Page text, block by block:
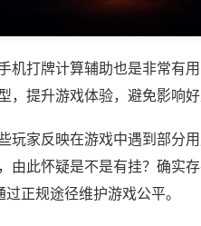
机打牌计算辅助也是非常有
，提升游戏体验，避免影响好
玩家反映在游戏中遇到部分
由此怀疑是不是有挂？确实
正规途径维护游戏公平。